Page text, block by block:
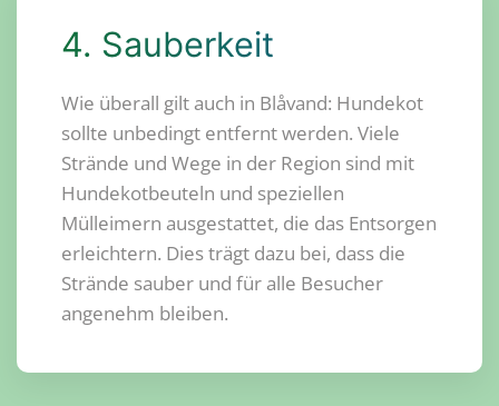
4. Sauberkeit
Wie überall gilt auch in Blåvand: Hundekot
sollte unbedingt entfernt werden. Viele
Strände und Wege in der Region sind mit
Hundekotbeuteln und speziellen
Mülleimern ausgestattet, die das Entsorgen
erleichtern. Dies trägt dazu bei, dass die
Strände sauber und für alle Besucher
angenehm bleiben.